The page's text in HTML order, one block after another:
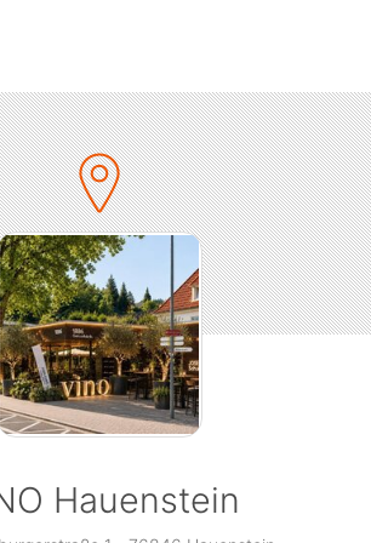
und Mitsingen... und wahlweise
Theke!
@ Winzer Bu
auf der Zunge und spricht oftmals
redet, parliert, echauffiert sich und
Der Pfälzer macht vor keinem Thema
auseinander, sondern
sehr lustig Detail aus dem Leben.
- kein Anspruch auf Sitzplätze!
Hauenstein